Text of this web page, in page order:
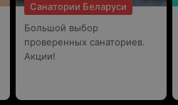
Санатории Беларуси
Большой выбор
проверенных санаториев.
Акции!